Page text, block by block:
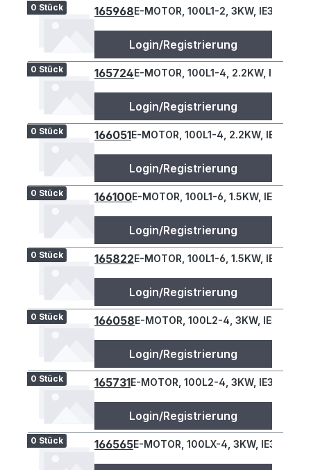
0 Stück 165968E-MOTOR, 100L1-2, 3KW, IE3, B34L
Login/Registrierung
0 Stück 165724E-MOTOR, 100L1-4, 2.2KW, IE3,
Login/Registrierung
0 Stück 166051E-MOTOR, 100L1-4, 2.2KW, IE3, B34L
Login/Registrierung
0 Stück 166100E-MOTOR, 100L1-6, 1.5KW, IE3, B34L
Login/Registrierung
0 Stück 165822E-MOTOR, 100L1-6, 1.5KW, IE3, B34L
Login/Registrierung
0 Stück 166058E-MOTOR, 100L2-4, 3KW, IE3, B34L
Login/Registrierung
0 Stück 165731E-MOTOR, 100L2-4, 3KW, IE3, B34L
Login/Registrierung
0 Stück 166565E-MOTOR, 100LX-4, 3KW, IE3, B34L